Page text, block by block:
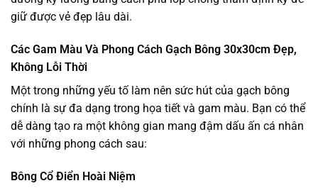
giữ được vẻ đẹp lâu dài.
Các Gam Màu Và Phong Cách Gạch Bông 30x30cm Đẹp,
Không Lỗi Thời
Một trong những yếu tố làm nên sức hút của gạch bông
chính là sự đa dạng trong họa tiết và gam màu. Bạn có thể
dễ dàng tạo ra một không gian mang đậm dấu ấn cá nhân
với những phong cách sau:
Bông Cổ Điển Hoài Niệm